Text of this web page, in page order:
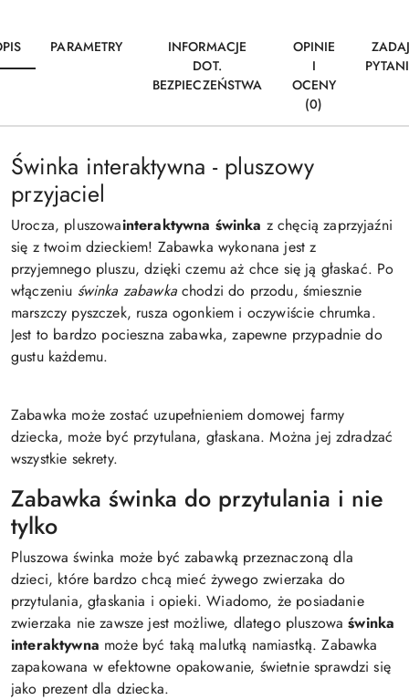
PARAMETRY
INFORMACJE
DOT.
BEZPIECZEŃSTWA
OPINIE
I
OCENY
(0)
Świnka interaktywna - pluszowy
przyjaciel
Urocza, pluszowainteraktywna świnka z chęcią zaprzyjaźni
się z twoim dzieckiem! Zabawka wykonana jest z
przyjemnego pluszu, dzięki czemu aż chce się ją głaskać. Po
włączeniu świnka zabawkachodzi do przodu, śmiesznie
marszczy pyszczek, rusza ogonkiem i oczywiście chrumka.
Jest to bardzo pocieszna zabawka, zapewne przypadnie do
gustu każdemu.
Zabawka może zostać uzupełnieniem domowej farmy
dziecka, może być przytulana, głaskana. Można jej zdradzać
wszystkie sekrety.
Zabawka świnka do przytulania i nie
tylko
Pluszowa świnka może być zabawką przeznaczoną dla
dzieci, które bardzo chcą mieć żywego zwierzaka do
przytulania, głaskania i opieki. Wiadomo, że posiadanie
zwierzaka nie zawsze jest możliwe, dlatego pluszowaświnka
interaktywna może być taką malutką namiastką. Zabawka
zapakowana w efektowne opakowanie, świetnie sprawdzi się
jako prezent dla dziecka.